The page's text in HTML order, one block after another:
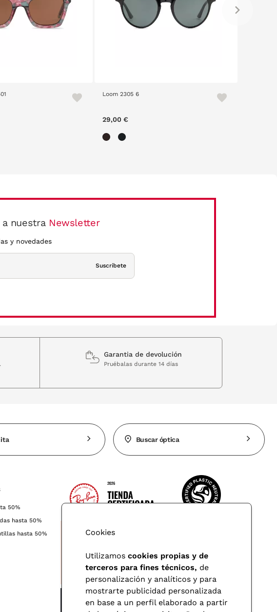
Loom 2305 6
29,00 €
nuestra Newsletter
y novedades
Suscríbete
Garantia de devolución
Pruébalas durante 14 días
Buscar óptica
50%
hasta 50%
hasta 50%
Cookies
Utilizamos cookies propias y de
terceros para fines técnicos, de
personalización y analíticos y para
mostrarte publicidad personalizada
en base a un perfil elaborado a partir